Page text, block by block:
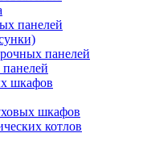
панелей
панелей
шкафов
шкафов
котлов